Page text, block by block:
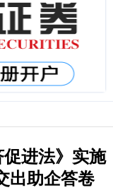
进法》实施
出助企答卷